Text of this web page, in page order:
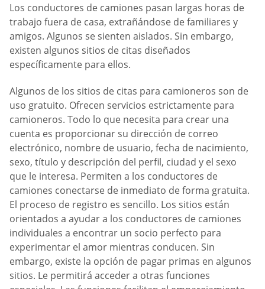
Los conductores de camiones pasan largas horas de
trabajo fuera de casa, extrañándose de familiares y
amigos. Algunos se sienten aislados. Sin embargo,
existen algunos sitios de citas diseñados
específicamente para ellos.
Algunos de los sitios de citas para camioneros son de
uso gratuito. Ofrecen servicios estrictamente para
camioneros. Todo lo que necesita para crear una
cuenta es proporcionar su dirección de correo
electrónico, nombre de usuario, fecha de nacimiento,
sexo, título y descripción del perfil, ciudad y el sexo
que le interesa. Permiten a los conductores de
camiones conectarse de inmediato de forma gratuita.
El proceso de registro es sencillo. Los sitios están
orientados a ayudar a los conductores de camiones
individuales a encontrar un socio perfecto para
experimentar el amor mientras conducen. Sin
embargo, existe la opción de pagar primas en algunos
sitios. Le permitirá acceder a otras funciones